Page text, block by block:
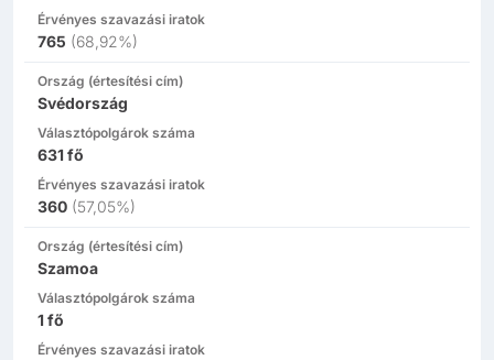
Érvényes szavazási iratok
765 (68,92%)
Ország (értesítési cím)
Svédország
Választópolgárok száma
631fő
Érvényes szavazási iratok
360 (57,05%)
Ország (értesítési cím)
Szamoa
Választópolgárok száma
1fő
Érvényes szavazási iratok